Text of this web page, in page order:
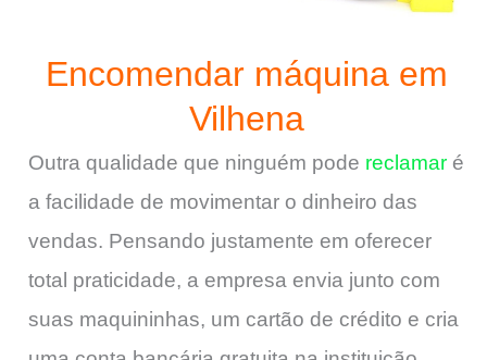
Encomendar máquina em
Vilhena
Outra qualidade que ninguém pode reclamar é
a facilidade de movimentar o dinheiro das
vendas. Pensando justamente em oferecer
total praticidade, a empresa envia junto com
suas maquininhas, um cartão de crédito e cria